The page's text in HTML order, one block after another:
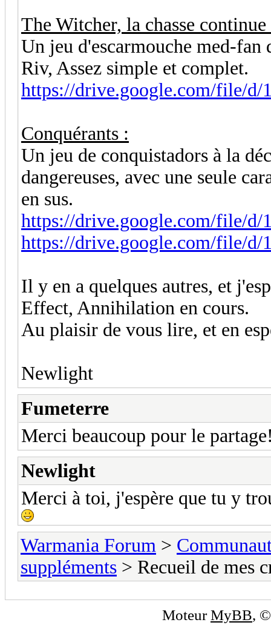
The Witcher, la chasse continue
Un jeu d'escarmouche med-fan
Riv, Assez simple et complet.
https://drive.google.com/file/d/
Conquérants :
Un jeu de conquistadors à la
dangereuses, avec une seule
en sus.
https://drive.google.com/file/d/
https://drive.google.com/file/d/
Il y en a quelques autres, et
Effect, Annihilation en cours.
Au plaisir de vous lire, et en
Newlight
Fumeterre
Merci beaucoup pour le
Newlight
Merci à toi, j'espère que tu y
Warmania Forum >
suppléments > Recueil de mes
MoteurMyBB,